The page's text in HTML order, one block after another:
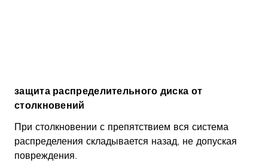
защита распределительного диска от
столкновений
При столкновении с препятствием вся система
распределения складывается назад, не допуская
повреждения.